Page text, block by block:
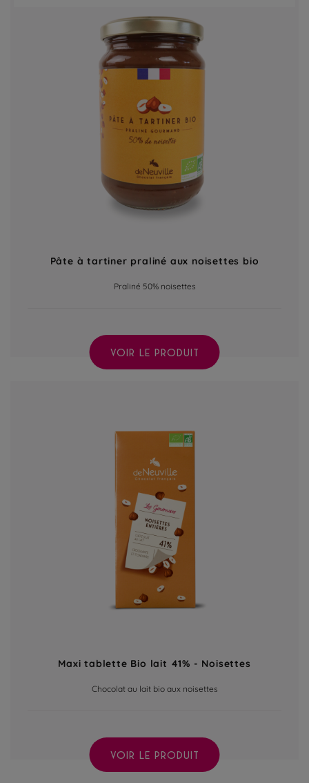
Pâte à tartiner praliné aux noisettes bio
Praliné 50% noisettes
VOIR LE PRODUIT
Maxi tablette Bio lait 41% - Noisettes
Chocolat au lait bio aux noisettes
VOIR LE PRODUIT